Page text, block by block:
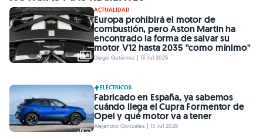
ACTUALIDAD
Europa prohibirá el motor de
combustión, pero Aston Martin ha
encontrado la forma de salvar su
motor V12 hasta 2035 "como mínimo"
Diego Gutiérrez | 13 Jul 2026
ELÉCTRICOS
Fabricado en España, ya sabemos
cuándo llega el Cupra Formentor de
Opel y qué motor va a tener
Alejandro González | 13 Jul 2026